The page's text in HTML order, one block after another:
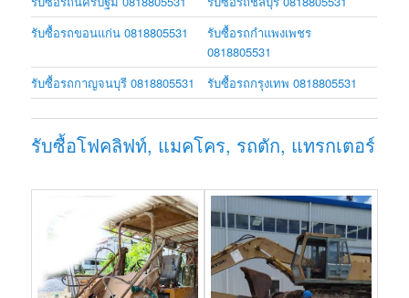
รับซื้อรถขอนแก่น 0818805531
รับซื้อรถกำแพงเพชร
0818805531
รับซื้อรถกาญจนบุรี 0818805531
รับซื้อรถกรุงเทพ 0818805531
รับซื้อโฟคลิฟท์, แมคโคร, รถตัก, แทรกเตอร์